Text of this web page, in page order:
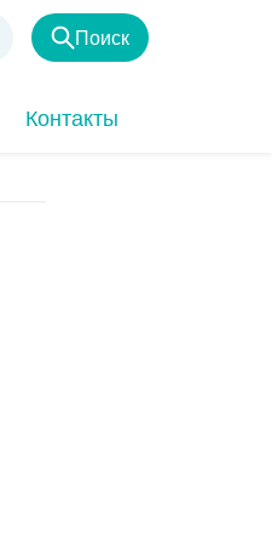
Поиск
Контакты